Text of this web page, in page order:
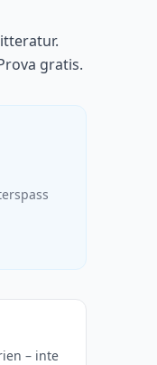
gratis.
– inte